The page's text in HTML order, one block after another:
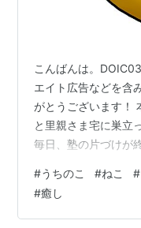
こんばんは。
エイト広告などを含
がとうございます！
と里親さま宅に巣立
毎日、塾の片づけが
帰宅してラインを見
報告がきていました
本とにありがたいで
#うちのこ #ねこ #
#癒し